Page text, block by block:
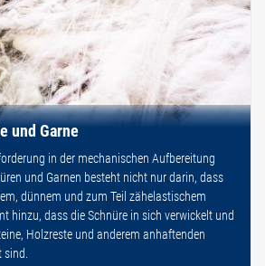
und Garne
in der mechanischen Aufbereitung
und Garnen besteht nicht nur darin, dass
dünnem und zum Teil zähelastischem
hinzu, dass die Schnüre in sich verwickelt und
Holzreste und anderem anhaftenden